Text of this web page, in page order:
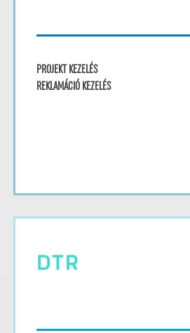
PROJEKT KEZELÉS
REKLAMÁCIÓ KEZELÉS
DTR